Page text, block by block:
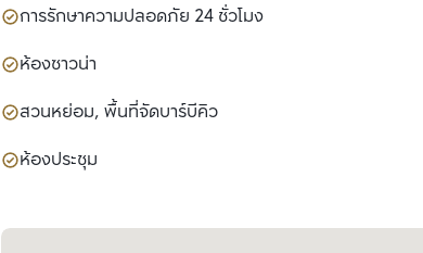
การรักษาความปลอดภัย 24 ชั่วโมง
ห้องซาวน่า
สวนหย่อม, พื้นที่จัดบาร์บีคิว
ห้องประชุม